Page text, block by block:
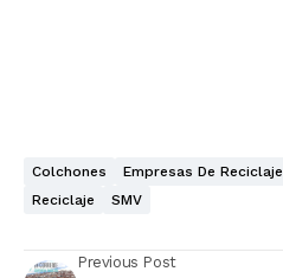
Colchones Empresas De Reciclaje
Reciclaje
SMV
Previous Post